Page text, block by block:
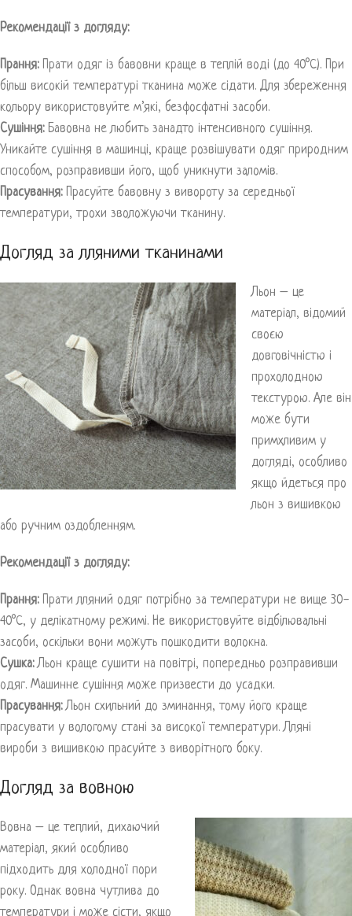
Рекомендації з догляду:
Прання:Прати одяг із бавовни краще в теплій воді (до 40°C). При
більш високій температурі тканина може сідати. Для збереження
кольору використовуйте м’які, безфосфатні засоби.
Сушіння:Бавовна не любить занадто інтенсивного сушіння.
Уникайте сушіння в машинці, краще розвішувати одяг природним
способом, розправивши його, щоб уникнути заломів.
Прасування:Прасуйте бавовну з вивороту за середньої
температури, трохи зволожуючи тканину.
Догляд за лляними тканинами
Льон – це
матеріал, відомий
своєю
довговічністю і
прохолодною
текстурою. Але він
може бути
примхливим у
догляді, особливо
якщо йдеться про
льон з вишивкою
або ручним оздобленням.
Рекомендації з догляду:
Прання:Прати лляний одяг потрібно за температури не вище 30-
40°C, у делікатному режимі. Не використовуйте відбілювальні
засоби, оскільки вони можуть пошкодити волокна.
Сушка:Льон краще сушити на повітрі, попередньо розправивши
одяг. Машинне сушіння може призвести до усадки.
Прасування:Льон схильний до зминання, тому його краще
прасувати у вологому стані за високої температури. Лляні
вироби з вишивкою прасуйте з виворітного боку.
Догляд за вовною
Вовна – це теплий, дихаючий
матеріал, який особливо
підходить для холодної пори
року. Однак вовна чутлива до
температури і може сісти, якщо